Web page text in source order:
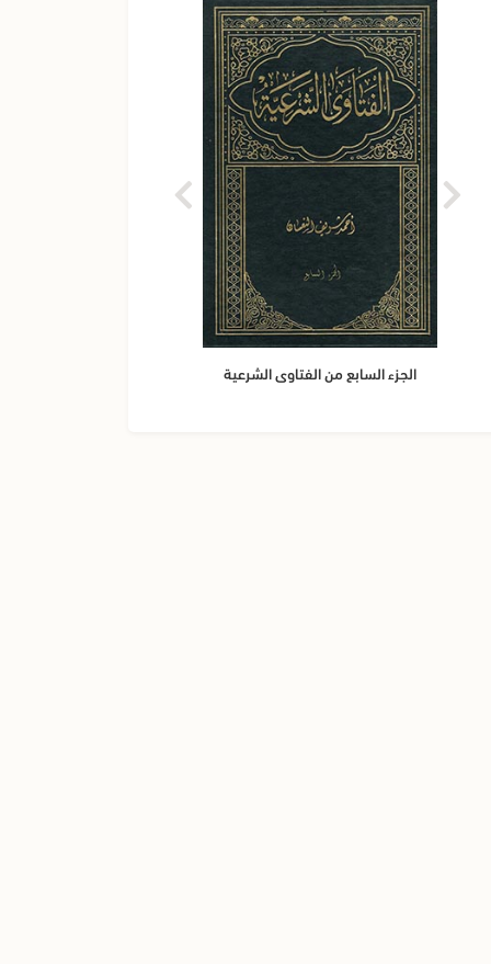
الجزء السابع من الفتاوى الشرعية